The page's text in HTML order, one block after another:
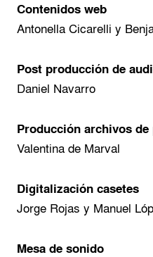
Contenidos web
Antonella Cicarelli y
Post producción de
Daniel Navarro
Producción archivos de
Valentina de Marval
Digitalización casetes
Jorge Rojas y Manuel
Mesa de sonido